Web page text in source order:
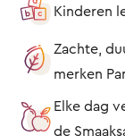
Kinderen
Zachte,
merken
Elke dag
de